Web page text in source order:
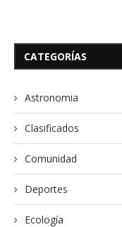
CATEGORÍAS
Astronomia
Clasificados
Comunidad
Deportes
Ecología